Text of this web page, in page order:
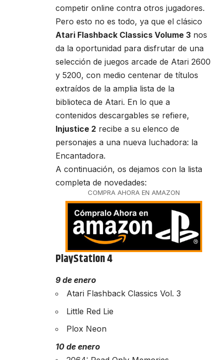
competir online contra otros jugadores.
Pero esto no es todo, ya que el clásico
Atari Flashback Classics Volume 3 nos
da la oportunidad para disfrutar de una
selección de juegos arcade de Atari 2600
y 5200, con medio centenar de títulos
extraídos de la amplia lista de la
biblioteca de Atari. En lo que a
contenidos descargables se refiere,
Injustice 2 recibe a su elenco de
personajes a una nueva luchadora: la
Encantadora.
A continuación, os dejamos con la lista
completa de novedades:
COMPRA AHORA EN AMAZON
PlayStation 4
9 de enero
Atari Flashback Classics Vol. 3
Little Red Lie
Plox Neon
10 de enero